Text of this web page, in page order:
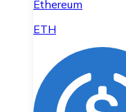
Ethereum
ETH